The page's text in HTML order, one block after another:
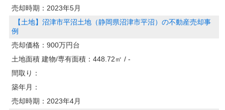
売却時期： 2023年5月
【土地】沼津市平沼土地（静岡県沼津市平沼）の不動産売却事
例
売却価格： 900万円台
土地面積 建物/専有面積： 448.72㎡ / -
間取り：
築年月：
売却時期： 2023年4月